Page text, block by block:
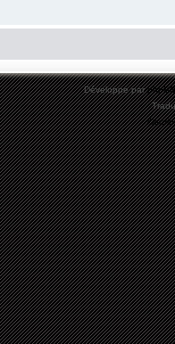
Développé parphpBB